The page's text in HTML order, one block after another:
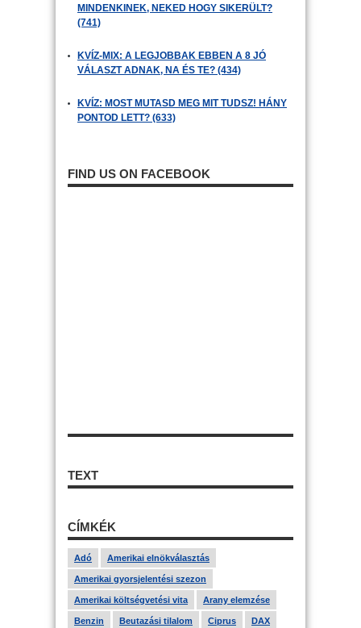
MINDENKINEK, NEKED HOGY SIKERÜLT?
(741)
KVÍZ-MIX: A LEGJOBBAK EBBEN A 8 JÓ
VÁLASZT ADNAK, NA ÉS TE? (434)
KVÍZ: MOST MUTASD MEG MIT TUDSZ! HÁNY
PONTOD LETT? (633)
FIND US ON FACEBOOK
TEXT
CÍMKÉK
Adó Amerikai elnökválasztás
Amerikai gyorsjelentési szezon
Amerikai költségvetési vita Arany elemzése
Benzin Beutazási tilalom Ciprus DAX